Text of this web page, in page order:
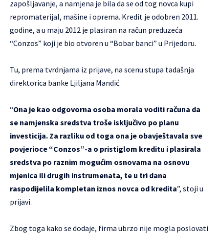
zapošljavanje, a namjena je bila da se od tog novca kupi
repromaterijal, mašine i oprema. Kredit je odobren 2011.
godine, a u maju 2012 je plasiran na račun preduzeća
“Conzos” koji je bio otvoren u “Bobar banci” u Prijedoru.
Tu, prema tvrdnjama iz prijave, na scenu stupa tadašnja
direktorica banke Ljiljana Mandić.
“Ona je kao odgovorna osoba morala voditi računa da
se namjenska sredstva troše isključivo po planu
investicija. Za razliku od toga ona je obavještavala sve
povjerioce “Conzos”-a o pristiglom kreditu i plasirala
sredstva po raznim mogućim osnovama na osnovu
mjenica ili drugih instrumenata, te u tri dana
raspodijelila kompletan iznos novca od kredita”, stoji u
prijavi.
Zbog toga kako se dodaje, firma ubrzo nije mogla poslovati